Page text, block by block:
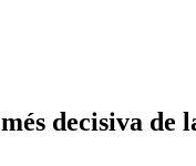
decisiva de